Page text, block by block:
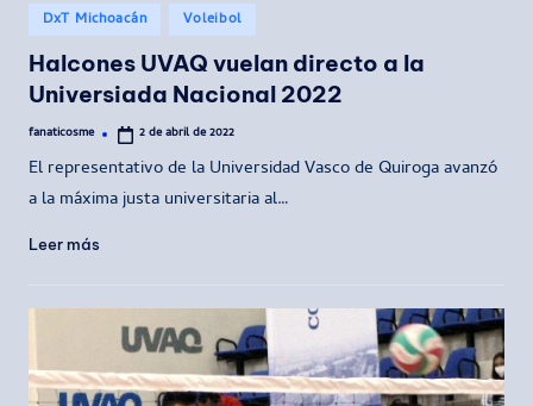
Publicado
en
DxT Michoacán Voleibol
Halcones UVAQ vuelan directo a la
Universiada Nacional 2022
Publicado
fanaticosme 2 de abril de 2022
El representativo de la Universidad Vasco de Quiroga avanzó
a la máxima justa universitaria al…
Leer más